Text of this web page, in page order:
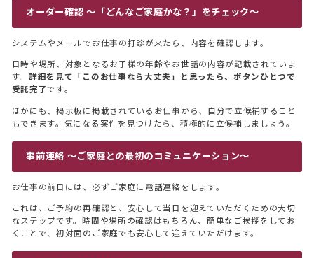
オーダー確認 〜「どんなご家庭かな？」をチェック〜
システムやメールでお仕事の打診が来たら、内容を確認します。
日時や場所、対象となるお子様の年齢やお世話の内容が記載されていま
す。 詳細を見て「このお仕事なら大丈夫」と思ったら、ボタンひとつで
受託完了です。
ほかにも、掲示板に掲載されているお仕事から、自分で立候補すること
もできます。気になる案件を見つけたら、積極的に立候補しましょう。
事前連絡 〜ご家庭との最初のコミュニケーション〜
お仕事の前日には、必ずご家庭に電話連絡をします。
これは、ご予約の再確認と、安心して当日を迎えていただくための大切
なステップです。時間や場所の確認はもちろん、簡単なご挨拶をしてお
くことで、初対面のご家庭でも安心して迎えていただけます。